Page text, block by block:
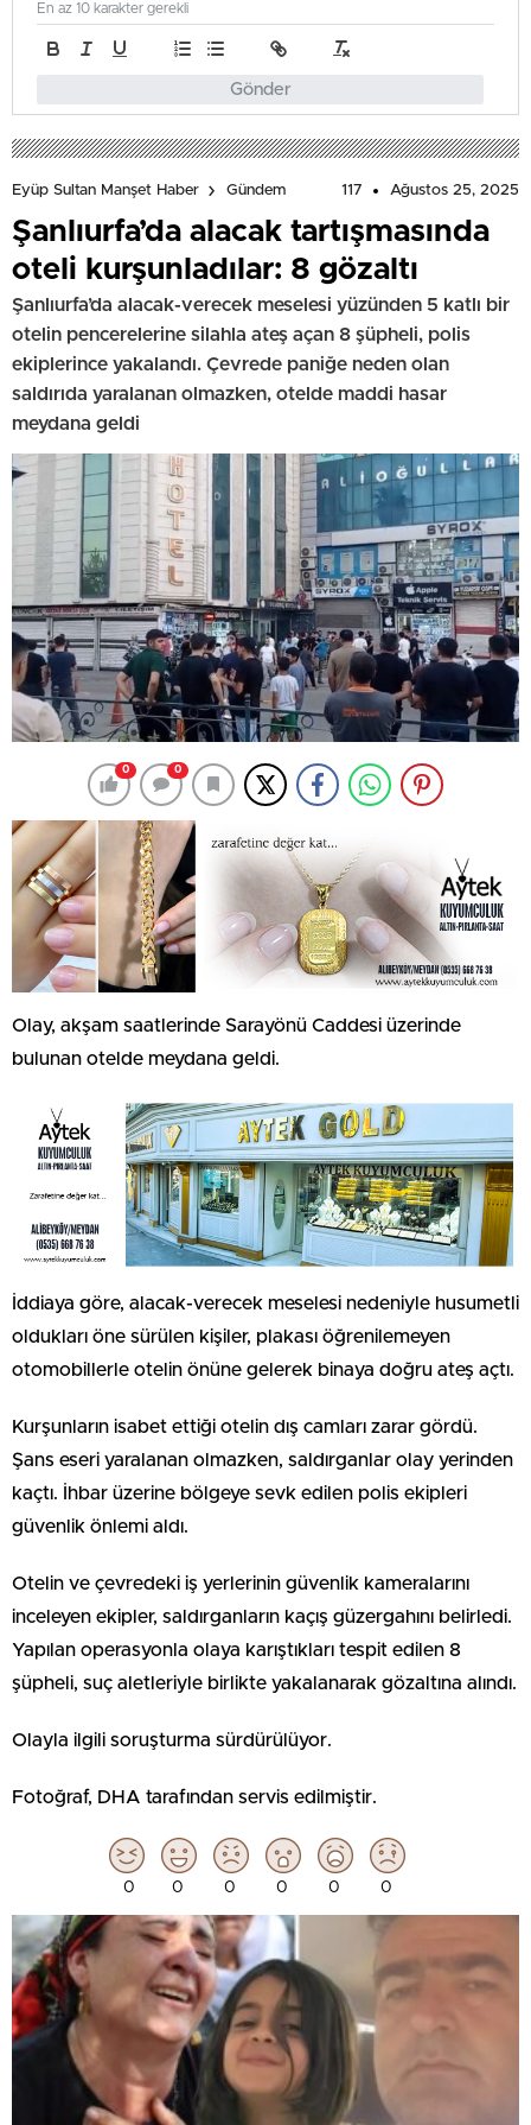
Gönder
En az 10 karakter gerekli
Eyüp Sultan Manşet Haber Gündem 117 Ağustos 25, 2025
Şanlıurfa’da alacak tartışmasında
oteli kurşunladılar: 8 gözaltı
Şanlıurfa’da alacak-verecek meselesi yüzünden 5 katlı bir
otelin pencerelerine silahla ateş açan 8 şüpheli, polis
ekiplerince yakalandı. Çevrede paniğe neden olan
saldırıda yaralanan olmazken, otelde maddi hasar
meydana geldi
0 0
Olay, akşam saatlerinde Sarayönü Caddesi üzerinde
bulunan otelde meydana geldi.
İddiaya göre, alacak-verecek meselesi nedeniyle husumetli
oldukları öne sürülen kişiler, plakası öğrenilemeyen
otomobillerle otelin önüne gelerek binaya doğru ateş açtı.
Kurşunların isabet ettiği otelin dış camları zarar gördü.
Şans eseri yaralanan olmazken, saldırganlar olay yerinden
kaçtı. İhbar üzerine bölgeye sevk edilen polis ekipleri
güvenlik önlemi aldı.
Otelin ve çevredeki iş yerlerinin güvenlik kameralarını
inceleyen ekipler, saldırganların kaçış güzergahını belirledi.
Yapılan operasyonla olaya karıştıkları tespit edilen 8
şüpheli, suç aletleriyle birlikte yakalanarak gözaltına alındı.
Olayla ilgili soruşturma sürdürülüyor.
Fotoğraf, DHA tarafından servis edilmiştir.
0 0 0 0 0 0